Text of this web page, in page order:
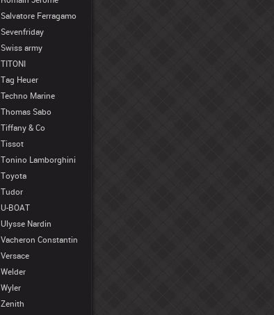
Salvatore Ferragamo
Sevenfriday
Swiss army
TITONI
Tag Heuer
Techno Marine
Thomas Sabo
Tiffany & Co
Tissot
Tonino Lamborghini
Toyota
Tudor
U-BOAT
Ulysse Nardin
Vacheron Constantin
Versace
Welder
Wyler
Zenith